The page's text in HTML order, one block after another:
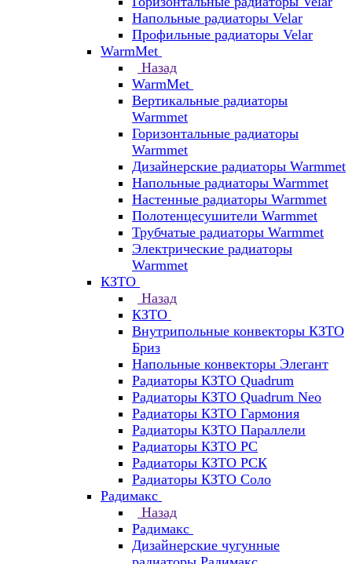
Напольные радиаторы Velar
Профильные радиаторы Velar
WarmMet
Назад
WarmMet
Вертикальные радиаторы
Warmmet
Горизонтальные радиаторы
Warmmet
Дизайнерские радиаторы Warmmet
Напольные радиаторы Warmmet
Настенные радиаторы Warmmet
Полотенцесушители Warmmet
Трубчатые радиаторы Warmmet
Электрические радиаторы
Warmmet
КЗТО
Назад
КЗТО
Внутрипольные конвекторы КЗТО
Бриз
Напольные конвекторы Элегант
Радиаторы КЗТО Quadrum
Радиаторы КЗТО Quadrum Neo
Радиаторы КЗТО Гармония
Радиаторы КЗТО Параллели
Радиаторы КЗТО РС
Радиаторы КЗТО РСК
Радиаторы КЗТО Соло
Радимакс
Назад
Радимакс
Дизайнерские чугунные